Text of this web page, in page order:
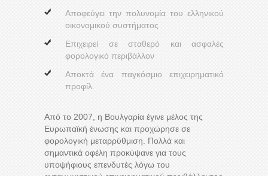
Αποφεύγει την πολυνομία του ελληνικού
οικονομικού συστήματος
Επιχειρεί σε σταθερό και ασφαλές
φορολογικό περιβάλλον
Αποκτά ένα παγκόσμιο επιχειρηματικό
προφίλ.
Από το 2007, η Βουλγαρία έγινε μέλος της
Ευρωπαϊκή ένωσης και προχώρησε σε
φορολογική μεταρρύθμιση. Πολλά και
σημαντικά οφέλη προκύψανε για τους
υποψήφιους επενδυτές λόγω του